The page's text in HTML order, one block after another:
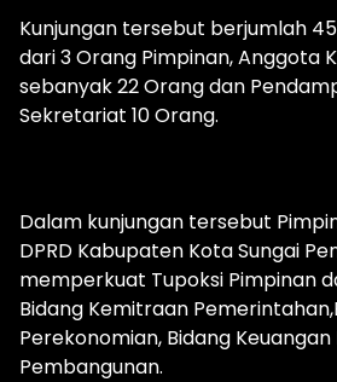
Kunjungan tersebut berjumlah
dari 3 Orang Pimpinan, Anggota
sebanyak 22 Orang dan
Sekretariat 10 Orang.
Dalam kunjungan tersebut
DPRD Kabupaten Kota Sungai
memperkuat Tupoksi Pimpinan
Bidang Kemitraan
Perekonomian, Bidang Keuangan
Pembangunan.